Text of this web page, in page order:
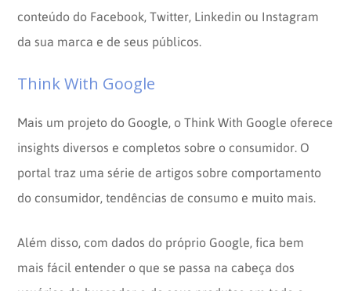
conteúdo do Facebook, Twitter, Linkedin ou Instagram
da sua marca e de seus públicos.
Think With Google
Mais um projeto do Google, o Think With Google oferece
insights diversos e completos sobre o consumidor. O
portal traz uma série de artigos sobre comportamento
do consumidor, tendências de consumo e muito mais.
Além disso, com dados do próprio Google, fica bem
mais fácil entender o que se passa na cabeça dos